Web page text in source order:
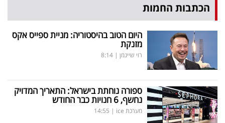
הכתבות החמות
היום הטוב בהיסטוריה: מניית ספייס אקס
מזנקת
רוי שיינמן |
8:14
ספורה נוחתת בישראל: התאריך המדויק
נחשף, 6 חנויות כבר החודש
מערכת ice |
14:55